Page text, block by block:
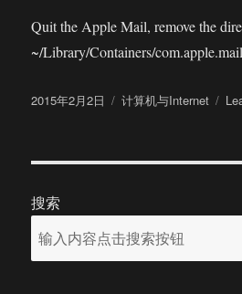
Quit the Apple Mail, remove the
~/Library/Containers/
Posted
2015年2月2日 Categories
计算机与Internet
搜索